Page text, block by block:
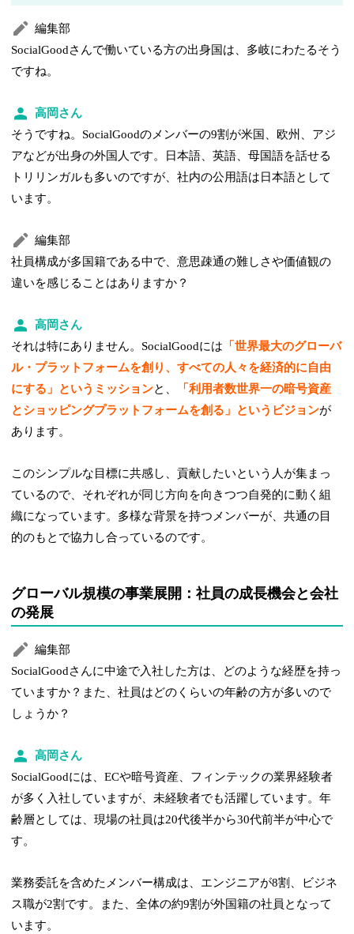
編集部
SocialGoodさんで働いている方の出身国は、多岐にわたるそう
ですね。
高岡さん
そうですね。SocialGoodのメンバーの9割が米国、欧州、アジ
アなどが出身の外国人です。日本語、英語、母国語を話せる
トリリンガルも多いのですが、社内の公用語は日本語として
います。
編集部
社員構成が多国籍である中で、意思疎通の難しさや価値観の
違いを感じることはありますか？
高岡さん
それは特にありません。SocialGoodには 「世界最大のグローバ
ル・プラットフォームを創り、すべての人々を経済的に自由
にする」というミッションと、
「利用者数世界一の暗号資産
とショッピングプラットフォームを創る」というビジョンが
あります。
このシンプルな目標に共感し、貢献したいという人が集まっ
ているので、それぞれが同じ方向を向きつつ自発的に動く組
織になっています。多様な背景を持つメンバーが、共通の目
的のもとで協力し合っているのです。
グローバル規模の事業展開：社員の成長機会と会社
の発展
編集部
SocialGoodさんに中途で入社した方は、どのような経歴を持っ
ていますか？また、社員はどのくらいの年齢の方が多いので
しょうか？
高岡さん
SocialGoodには、ECや暗号資産、フィンテックの業界経験者
が多く入社していますが、未経験者でも活躍しています。年
齢層としては、現場の社員は20代後半から30代前半が中心で
す。
業務委託を含めたメンバー構成は、エンジニアが8割、ビジネ
ス職が2割です。また、全体の約9割が外国籍の社員となって
います。